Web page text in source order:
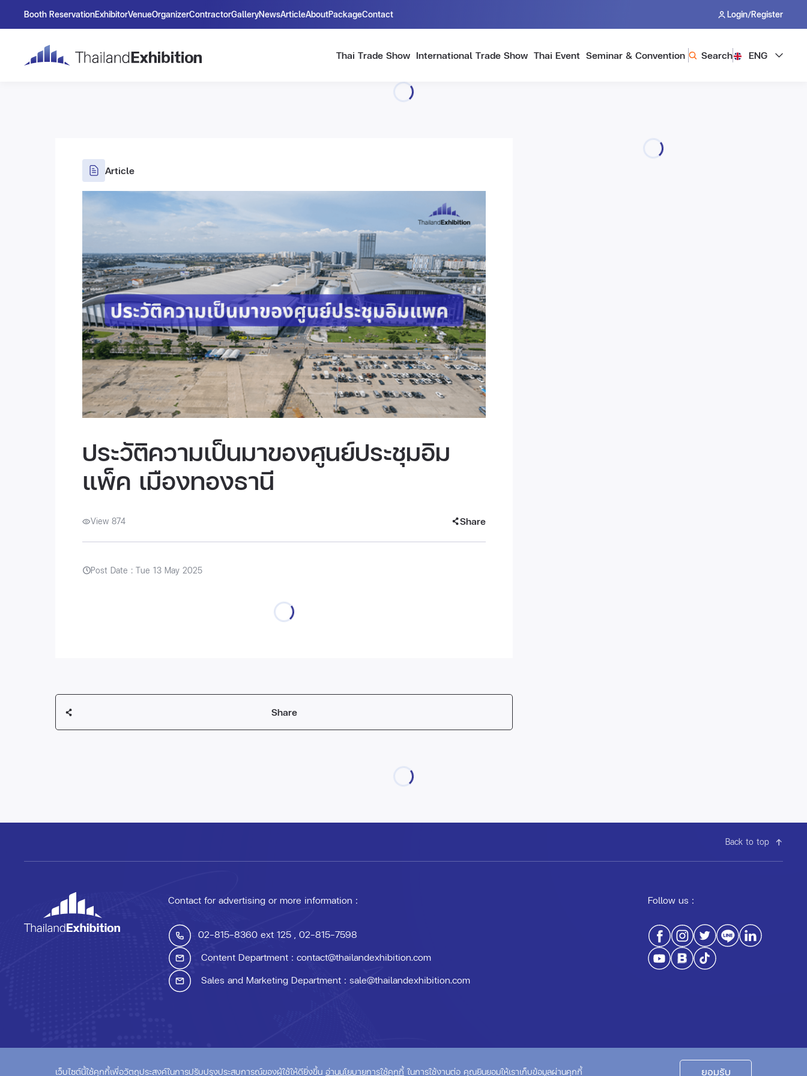
Booth ReservationExhibitorVenueOrganizerContractorGalleryNewsArticleAboutPackageContact Login/Register
Thai Trade Show International Trade Show Thai Event Seminar & Convention Search ENG
Article
ประวัติความเป็นมาของศูนย์ประชุมอิม
แพ็ค เมืองทองธานี
View 874 Share
Post Date : Tue 13 May 2025
Share
Back to top
Contact for advertising or more information :
02-815-8360 ext 125 , 02-815-7598
Content Department : contact@thailandexhibition.com
Sales and Marketing Department : sale@thailandexhibition.com
Follow us :
Privacy PolicyCookie Policy
เว็บไซต์นี้ใช้คุกกี้เพื่อวัตถุประสงค์ในการปรับปรุงประสบการณ์ของผู้ใช้ให้ดียิ่งขึ้น อ่านนโยบายการใช้คุกกี้ ในการใช้งานต่อ คุณยินยอมให้เราเก็บข้อมูลผ่านคุกกี้ ยอมรับ